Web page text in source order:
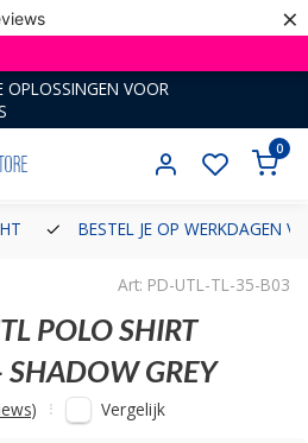
×
OPLOSSINGEN VOOR
0
BESTEL JE OP WERKDAGEN
Art: PD-UTL-TL-35-B03
POLO SHIRT
SHADOW GREY
Vergelijk